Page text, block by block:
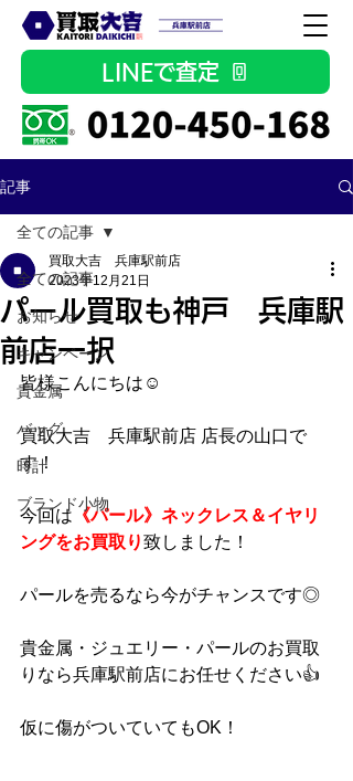
LINEで査定
記事
全ての記事
お知らせ
キャンペーン
貴金属
バッグ
時計
ブランド小物
全ての記事
パール買取も神戸 兵庫駅
前店一択
買取大吉 兵庫駅前店
2023年12月21日
皆様こんにちは☺
買取大吉　兵庫駅前店 店長の山口で
す！
今回は 《パール》ネックレス＆イヤリ
ングをお買取り致しました！
パールを売るなら今がチャンスです◎
貴金属・ジュエリー・パールのお買取
りなら兵庫駅前店にお任せください👍
仮に傷がついていてもOK！